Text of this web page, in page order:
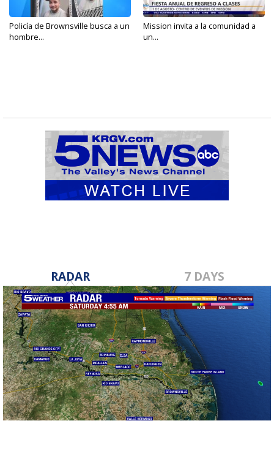
Policía de Brownsville busca a un
hombre...
Mission invita a la comunidad a
un...
RADAR 7 DAYS